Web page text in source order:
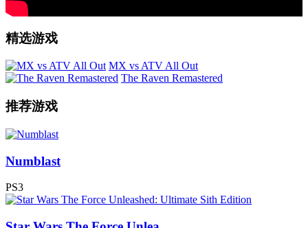
精选游戏
MX vs ATV All Out
The Raven Remastered
推荐游戏
Numblast
PS3